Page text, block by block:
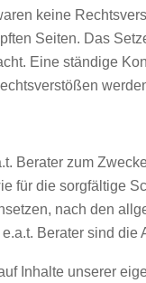
keine
Seiten. Das
Eine ständige
Berater zum
für die sorgfältige
nach den
Berater sind die
Inhalte unserer